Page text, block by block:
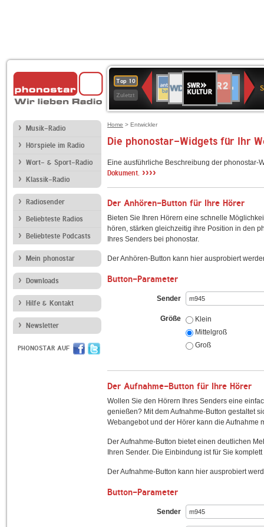
Top 10
Zuletzt
80er
90er
OLDIE
ANTENNE
SWR3
WDR
4
BR-
KLASSIK
Deutschlandfunk
Kultur
ANTENNE
BAYERN
2
Kultur2
Musik-Radio
Hörspiele im Radio
Wort- & Sport-Radio
Klassik-Radio
Radiosender
Beliebteste Radios
Beliebteste Podcasts
Mein phonostar
Downloads
Hilfe & Kontakt
Newsletter
PHONOSTAR AUF
Home > Entwickler
Die phonostar-Widgets für Ihr
Eine ausführliche Beschreibung der
Dokument. ››››
Der Anhören-Button für Ihre Hörer
Bieten Sie Ihren Hörern eine schnelle
hören, stärken gleichzeitig ihre Position in den
Ihres Senders bei phonostar.
Der Anhören-Button kann hier ausprobiert
Button-Parameter
Sender
Größe
Klein
Mittelgroß
Groß
Der Aufnahme-Button für Ihre Hörer
Wollen Sie den Hörern Ihres Senders eine
genießen? Mit dem Aufnahme-Button gestaltet
Webangebot und der Hörer kann die Aufnahme
Der Aufnahme-Button bietet einen deutlichen
Ihren Sender. Die Einbindung ist für Sie
Der Aufnahme-Button kann hier ausprobiert
Button-Parameter
Sender